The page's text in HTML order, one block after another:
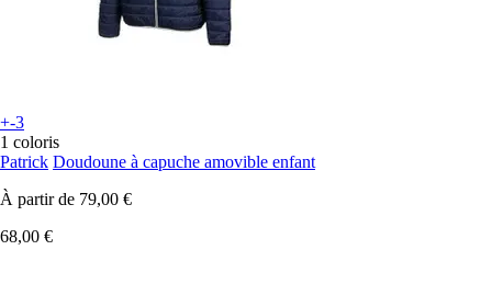
+-3
1 coloris
Patrick Doudoune à capuche amovible enfant
À partir de 79,00 €
68,00 €